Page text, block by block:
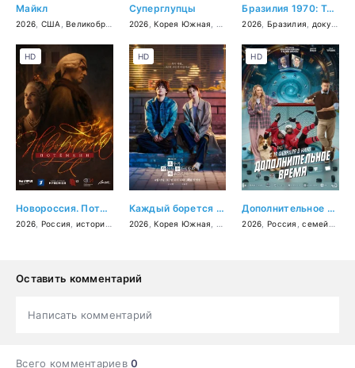
Майкл
2026 США ,Великобритания ,биография,музыка драма
Суперглупцы
2026 ,Корея Южная фантастика ,комедия, боевик
Бразилия 1970: Третья звезда
2026 Бразилия документальный
Новороссия. Потёмкин
2026 Россия история драма,биография
HD
Каждый борется со своей собственной никчёмностью
2026 ,Корея Южная драма
HD
Дополнительное время
2026 Россия ,семейный
HD
Оставить комментарий
Написать комментарий
Всего комментариев0